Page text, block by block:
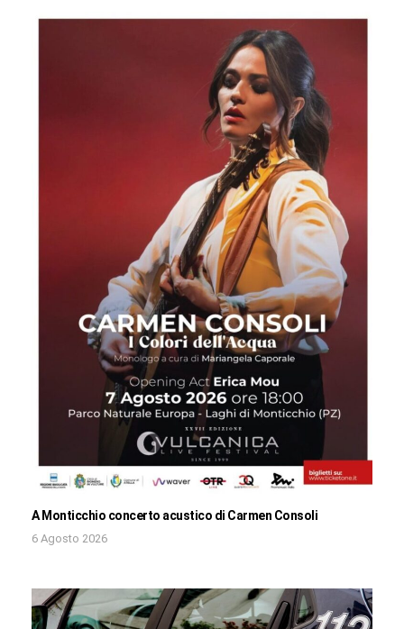
A Monticchio concerto acustico di Carmen Consoli
6 Agosto 2026